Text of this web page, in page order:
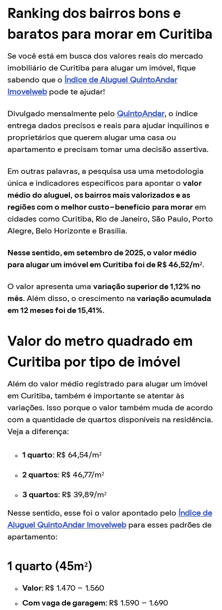
Ranking dos bairros bons e
baratos para morar em Curitiba
Se você está em busca dos valores reais do mercado
imobiliário de Curitiba para alugar um imóvel, fique
sabendo que o
Índice de Aluguel QuintoAndar
Imovelweb pode te ajudar!
Divulgado mensalmente pelo QuintoAndar, o índice
entrega dados precisos e reais para ajudar inquilinos e
proprietários que querem alugar uma casa ou
apartamento e precisam tomar uma decisão assertiva.
Em outras palavras, a pesquisa usa uma metodologia
única e indicadores específicos para apontar o valor
médio do aluguel , os bairros mais valorizados e as
regiões com o melhor custo-benefício para morar em
cidades como Curitiba, Rio de Janeiro, São Paulo, Porto
Alegre, Belo Horizonte e Brasília.
Nesse sentido, em setembro de 2025, o valor médio
para alugar um imóvel em Curitiba foi de R$ 46,52/m².
O valor apresenta uma variação superior de 1,12% no
mês. Além disso, o crescimento na variação acumulada
em 12 meses foi de 15,41%.
Valor do metro quadrado em
Curitiba por tipo de imóvel
Além do valor médio registrado para alugar um imóvel
em Curitiba, também é importante se atentar às
variações. Isso porque o valor também muda de acordo
com a quantidade de quartos disponíveis na residência.
Veja a diferença:
1 quarto: R$ 64,54/m²
2 quartos: R$ 46,77/m²
3 quartos: R$ 39,89/m²
Nesse sentido, esse foi o valor apontado pelo
Índice de
Aluguel QuintoAndar Imovelweb para esses padrões de
apartamento:
1 quarto (45m²)
Valor: R$ 1.470 – 1.560
Com vaga de garagem: R$ 1.590 – 1.690